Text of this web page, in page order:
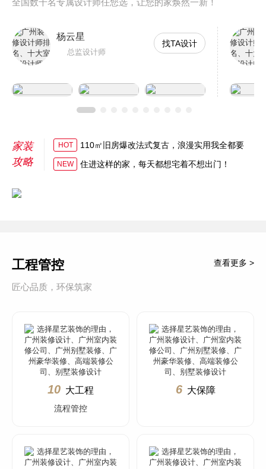
全国数千名专属设计师任您选，让您的家焕然一新！
杨云星
总监设计师
找TA设计
家装
攻略
HOT 110㎡旧房爆改法式复古，浪漫实用我全都要
NEW 住进这样的家，每天都想宅着不想出门！
工程管控
匠心品质，环保筑家
查看更多 >
10 大工程
流程管控
6 大保障